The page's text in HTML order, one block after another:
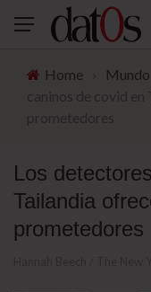
Home Mundo
Los
Tailandia
prometedores